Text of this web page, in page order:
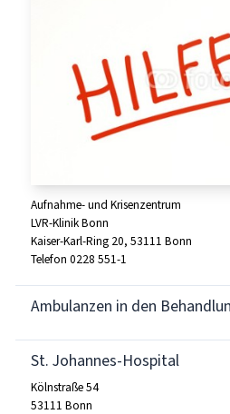
Aufnahme- und Krisenzentrum
LVR-Klinik Bonn
Kaiser-Karl-Ring 20, 53111 Bonn
Telefon 0228 551-1
Ambulanzen in den
St. Johannes-Hospital
Kölnstraße 54
53111 Bonn